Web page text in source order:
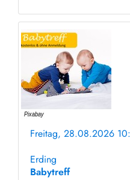
Freitag, 28.08.2026
Erding
Babytreff